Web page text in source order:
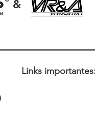
&
Links importantes: